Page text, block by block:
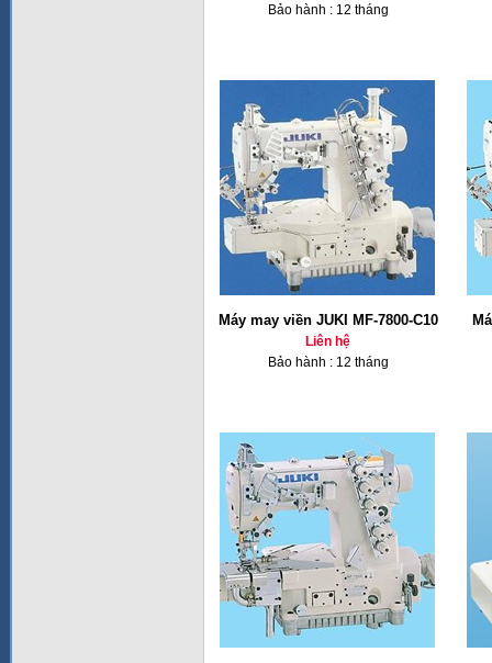
Bảo hành : 12 tháng
Máy may viền JUKI MF-7800-C10
Liên hệ
Bảo hành : 12 tháng